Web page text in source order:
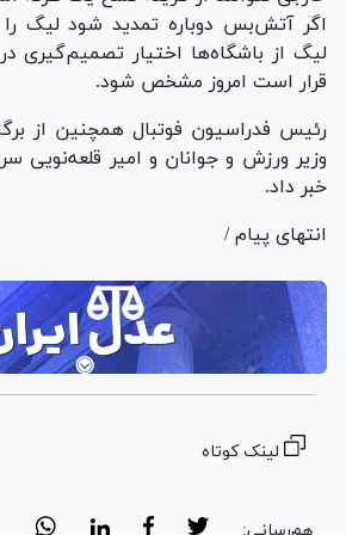
اگر آتش‌بس دوباره تمدید شود لیگ را
لیگ از باشگاه‌ها اختیار تصمیم‌گیری
قرار است امروز مشخص شود.
رئیس فدراسیون فوتبال همچنین از
وزیر ورزش و جوانان و امیر قلعه‌نویی
خبر داد.
انتهای پیام /
لینک کوتاه
هم‌رسانی: